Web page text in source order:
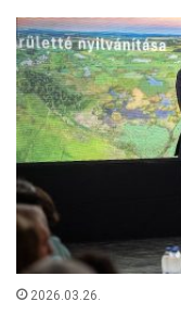
2026.03.26.